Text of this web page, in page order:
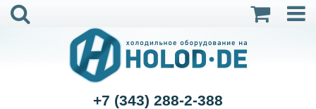
+7 (343) 288-2-388